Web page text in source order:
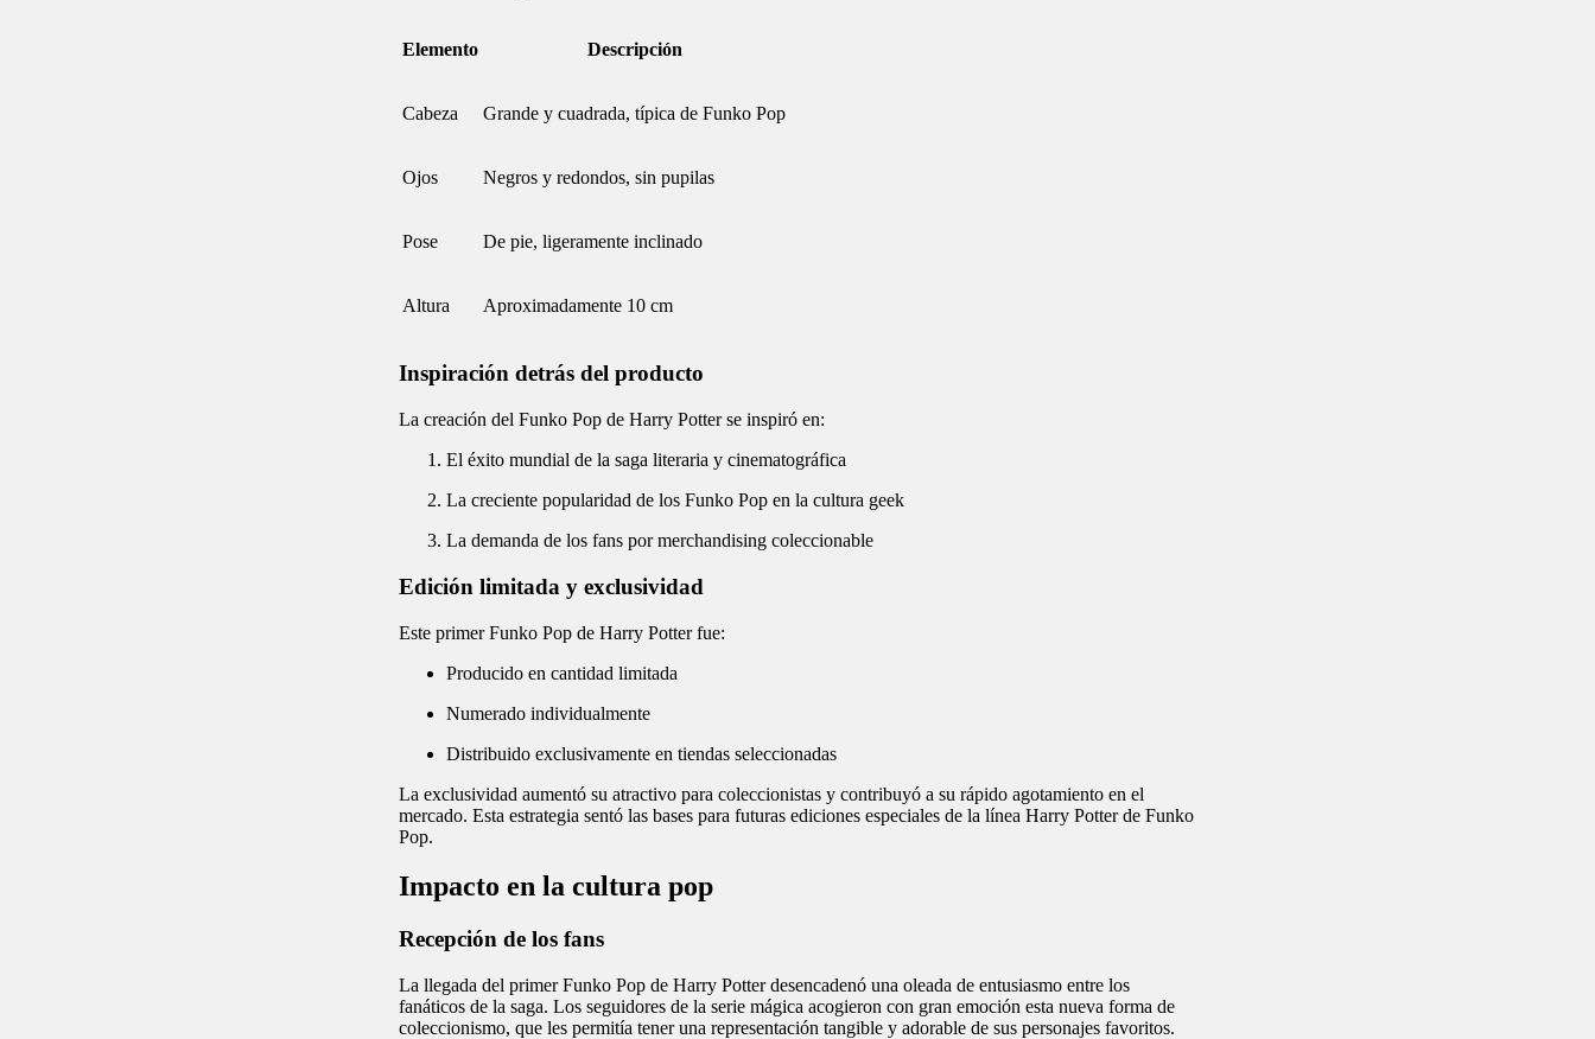
Elemento Descripción
Cabeza Grande y cuadrada, típica de Funko Pop
Ojos Negros y redondos, sin pupilas
Pose De pie, ligeramente inclinado
Altura Aproximadamente 10 cm
Inspiración detrás del producto
La creación del Funko Pop de Harry Potter se inspiró en:
El éxito mundial de la saga literaria y cinematográfica
La creciente popularidad de los Funko Pop en la cultura geek
La demanda de los fans por merchandising coleccionable
Edición limitada y exclusividad
Este primer Funko Pop de Harry Potter fue:
Producido en cantidad limitada
Numerado individualmente
Distribuido exclusivamente en tiendas seleccionadas
La exclusividad aumentó su atractivo para coleccionistas y contribuyó a su rápido agotamiento en el
mercado. Esta estrategia sentó las bases para futuras ediciones especiales de la línea Harry Potter de Funko
Pop.
Impacto en la cultura pop
Recepción de los fans
La llegada del primer Funko Pop de Harry Potter desencadenó una oleada de entusiasmo entre los
fanáticos de la saga. Los seguidores de la serie mágica acogieron con gran emoción esta nueva forma de
coleccionismo, que les permitía tener una representación tangible y adorable de sus personajes favoritos.